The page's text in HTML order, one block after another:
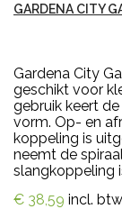
GARDENA CITY
Gardena City
geschikt voor
gebruik keert
vorm. Op- en
koppeling is
neemt de
slangkoppeling
€ 38,59 incl. btw